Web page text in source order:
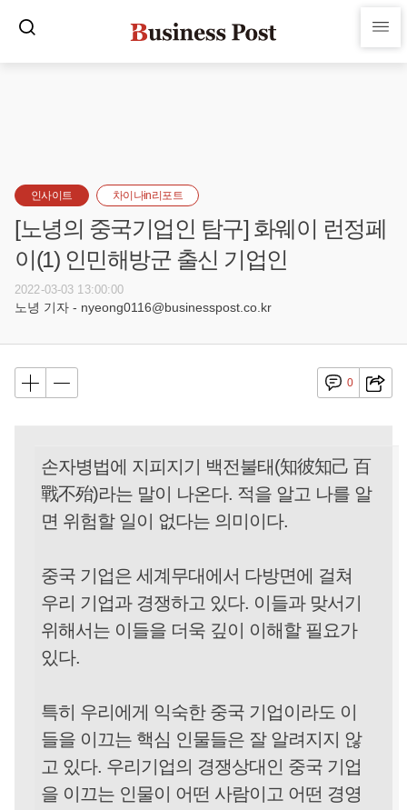
인사이트 차이나in리포트
[노녕의 중국기업인 탐구] 화웨이 런정페
이(1) 인민해방군 출신 기업인
2022-03-03 13:00:00
노녕 기자 - nyeong0116@businesspost.co.kr
0
손자병법에 지피지기 백전불태(知彼知己 百
戰不殆)라는 말이 나온다. 적을 알고 나를 알
면 위험할 일이 없다는 의미이다.
중국 기업은 세계무대에서 다방면에 걸쳐
우리 기업과 경쟁하고 있다. 이들과 맞서기
위해서는 이들을 더욱 깊이 이해할 필요가
있다.
특히 우리에게 익숙한 중국 기업이라도 이
들을 이끄는 핵심 인물들은 잘 알려지지 않
고 있다. 우리기업의 경쟁상대인 중국 기업
을 이끄는 인물이 어떤 사람이고 어떤 경영